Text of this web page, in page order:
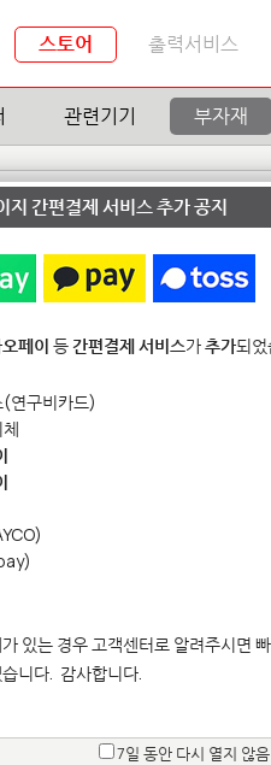
스토어 출력서비스
관련기기 부자재
시리즈
Toolhead
지 간편결제 서비스 추가 공지
페이 등간편결제 서비스가추가되
연구비카드)
있는 경우 고객센터로 알려주시면
니다. 감사합니다.
7일 동안 다시 열지 않음